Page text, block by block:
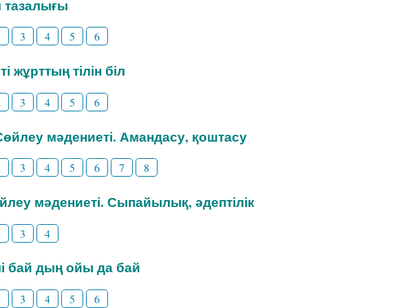
тазалығы
3 4 5 6
жұрттың тілін біл
3 4 5 6
мәдениеті. Амандасу, қоштасу
3 4 5 6 7 8
мәдениеті. Сыпайылық, әдептілік
3 4
бай дың ойы да бай
3 4 5 6